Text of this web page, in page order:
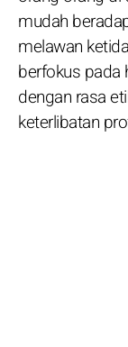
mudah
melawan
berfokus pada
dengan rasa
keterlibatan